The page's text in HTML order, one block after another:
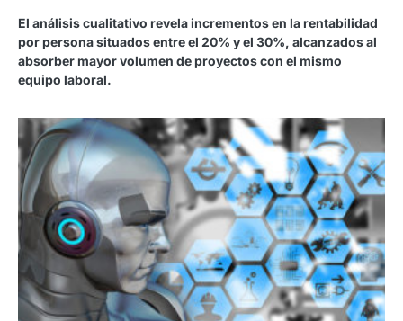
El análisis cualitativo revela incrementos en la rentabilidad
por persona situados entre el 20% y el 30%, alcanzados al
absorber mayor volumen de proyectos con el mismo
equipo laboral.